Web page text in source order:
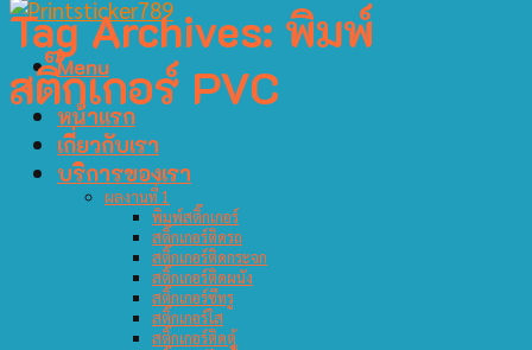
Menu
หน้าแรก
เกี่ยวกับเรา
บริการของเรา
ผลงานที่ 1
พิมพ์สติ๊กเกอร์
สติ๊กเกอร์ติดรถ
สติ๊กเกอร์ติดกระจก
สติ๊กเกอร์ติดผนัง
สติ๊กเกอร์ซีทรู
สติ๊กเกอร์ใส
สติ๊กเกอร์ติดตู้
Tag Archives: พิมพ์
สติ๊กเกอร์ PVC